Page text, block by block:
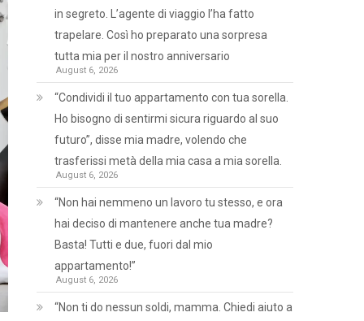
in segreto. L’agente di viaggio l’ha fatto
trapelare. Così ho preparato una sorpresa
tutta mia per il nostro anniversario
August 6, 2026
“Condividi il tuo appartamento con tua sorella.
Ho bisogno di sentirmi sicura riguardo al suo
futuro”, disse mia madre, volendo che
trasferissi metà della mia casa a mia sorella.
August 6, 2026
“Non hai nemmeno un lavoro tu stesso, e ora
hai deciso di mantenere anche tua madre?
Basta! Tutti e due, fuori dal mio
appartamento!”
August 6, 2026
“Non ti do nessun soldi, mamma. Chiedi aiuto a